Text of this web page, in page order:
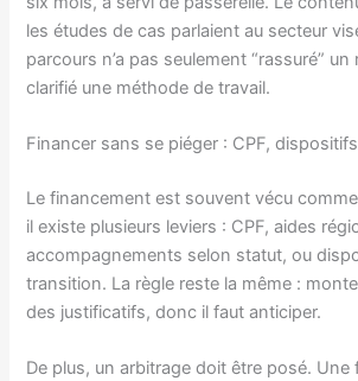
les études de cas parlaient au secteur
parcours n’a pas seulement “rassuré” un
clarifié une méthode de travail.
Financer sans se piéger : CPF,
Le financement est souvent vécu
il existe plusieurs leviers : CPF, aides
accompagnements selon statut, ou
transition. La règle reste la même :
des justificatifs, donc il faut anticiper.
De plus, un arbitrage doit être posé. Une